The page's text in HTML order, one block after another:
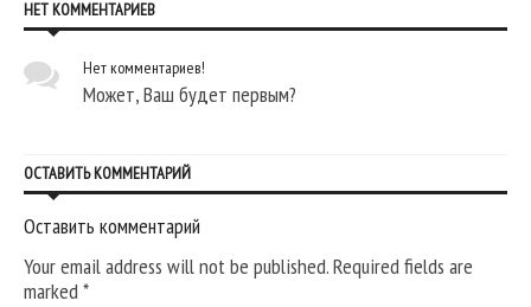
НЕТ КОММЕНТАРИЕВ
Нет комментариев!
Может, Ваш будет первым?
ОСТАВИТЬ КОММЕНТАРИЙ
Оставить комментарий
Your email address will not be published. Required fields are
marked*